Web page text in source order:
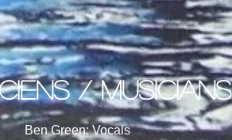
/ musicians
Ben Green: Vocals